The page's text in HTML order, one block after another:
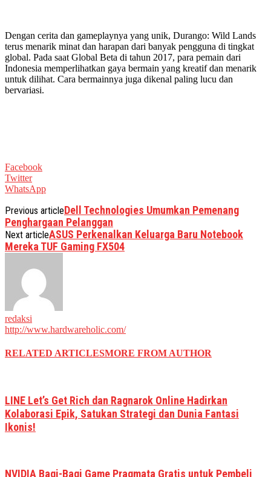
Dengan cerita dan gameplaynya yang unik, Durango: Wild Lands
terus menarik minat dan harapan dari banyak pengguna di tingkat
global. Pada saat Global Beta di tahun 2017, para pemain dari
Indonesia memperlihatkan gaya bermain yang kreatif dan menarik
untuk dilihat. Cara bermainnya juga dikenal paling lucu dan
bervariasi.
Facebook
Twitter
WhatsApp
Previous articleDell Technologies Umumkan Pemenang
Penghargaan Pelanggan
Next articleASUS Perkenalkan Keluarga Baru Notebook
Mereka TUF Gaming FX504
redaksi
http://www.hardwareholic.com/
RELATED ARTICLESMORE FROM AUTHOR
LINE Let’s Get Rich dan Ragnarok Online Hadirkan
Kolaborasi Epik, Satukan Strategi dan Dunia Fantasi
Ikonis!
NVIDIA Bagi-Bagi Game Pragmata Gratis untuk Pembeli